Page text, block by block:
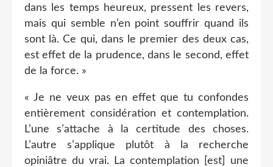
dans les temps heureux, pressent les revers,
mais qui semble n’en point souffrir quand ils
sont là. Ce qui, dans le premier des deux cas,
est effet de la prudence, dans le second, effet
de la force. »
« Je ne veux pas en effet que tu confondes
entièrement considération et contemplation.
L’une s’attache à la certitude des choses.
L’autre s’applique plutôt à la recherche
opiniâtre du vrai. La contemplation [est] une